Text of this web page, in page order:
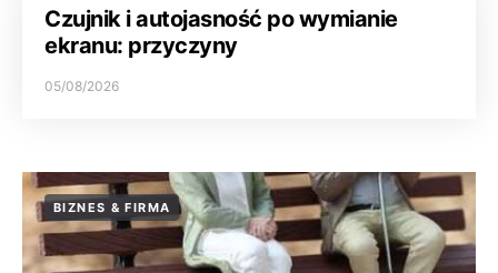
Czujnik i autojasność po wymianie
ekranu: przyczyny
05/08/2026
BIZNES & FIRMA